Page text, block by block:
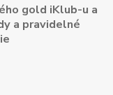
gold iKlub-u a
a pravidelné